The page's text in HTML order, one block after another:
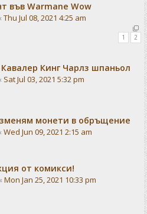
във Warmane Wow
Thu Jul 08, 2021 4:25 am
1 2
Кинг Чарлз шпаньол
Sat Jul 03, 2021 5:32 pm
монети в обръщение
Wed Jun 09, 2021 2:15 am
от комикси!
Mon Jan 25, 2021 10:33 pm